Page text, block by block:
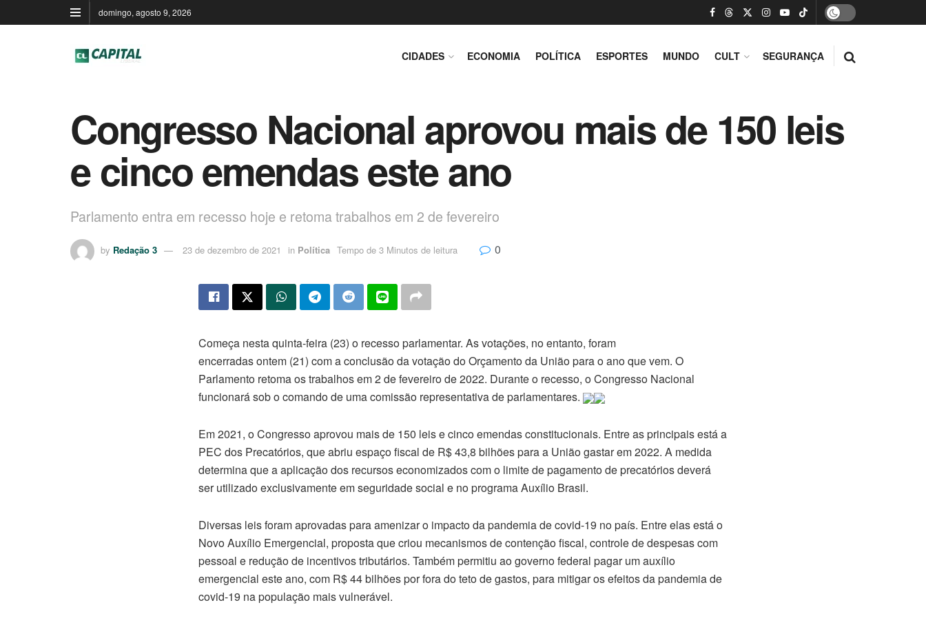
domingo, agosto 9, 2026
CIDADES ECONOMIA POLÍTICA ESPORTES MUNDO CULT SEGURANÇA
Congresso Nacional aprovou mais de 150 leis
e cinco emendas este ano
Parlamento entra em recesso hoje e retoma trabalhos em 2 de fevereiro
by Redação 3 23 de dezembro de 2021 in Política Tempo de 3 Minutos de leitura 0
Começa nesta quinta-feira (23) o recesso parlamentar. As votações, no entanto, foram
encerradasontem (21) com a conclusão da votação do Orçamento da União para o ano que vem. O
Parlamento retoma os trabalhos em2 de fevereirode 2022. Durante o recesso, o Congresso Nacional
funcionará sob o comando de uma comissão representativa de parlamentares.
Em 2021, o Congresso aprovou mais de 150 leis e cinco emendas constitucionais. Entre as principais está a
PEC dos Precatórios, que abriu espaço fiscal de R$ 43,8 bilhões para a União gastar em 2022. A medida
determina que a aplicação dos recursos economizados com o limite de pagamento de precatórios deverá
ser utilizado exclusivamente em seguridade social e no programa Auxílio Brasil.
Diversas leis foram aprovadas para amenizar o impacto da pandemia de covid-19 no país. Entre elas está o
Novo Auxílio Emergencial, proposta que criou mecanismos de contenção fiscal, controle de despesas com
pessoal e redução de incentivos tributários. Também permitiu ao governo federal pagar um auxílio
emergencial este ano, com R$ 44 bilhões por fora do teto de gastos, para mitigar os efeitos da pandemia de
covid-19 na população mais vulnerável.